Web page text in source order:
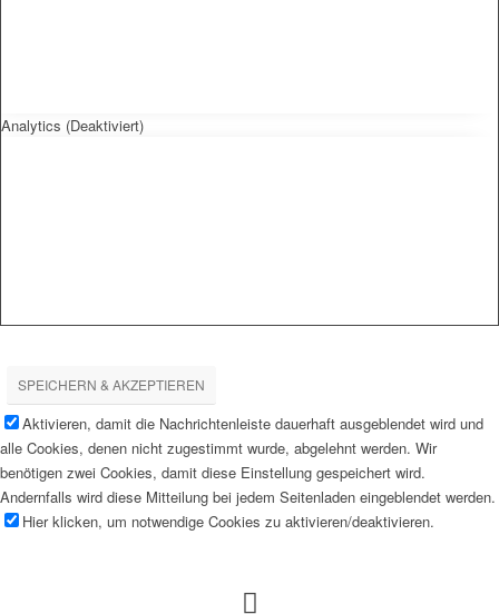
Analytics (Deaktiviert)
SPEICHERN & AKZEPTIEREN
Aktivieren, damit die Nachrichtenleiste dauerhaft ausgeblendet wird und
alle Cookies, denen nicht zugestimmt wurde, abgelehnt werden. Wir
benötigen zwei Cookies, damit diese Einstellung gespeichert wird.
Andernfalls wird diese Mitteilung bei jedem Seitenladen eingeblendet werden.
Hier klicken, um notwendige Cookies zu aktivieren/deaktivieren.